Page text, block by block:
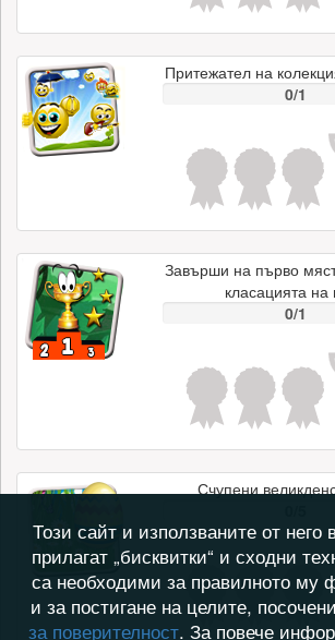
Притежател на
0/1
Завърши на първо
класацията на
0/1
Счупени
Този сайт и използваните от него
прилагат „бисквитки“ и сходни
са необходими за правилното му
и за постигане на целите,
за поверителност. За повече